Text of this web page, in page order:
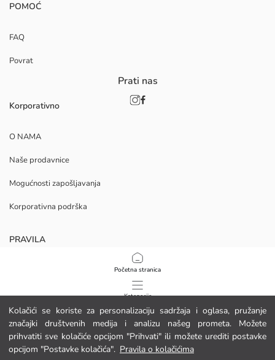
Kolačići se koriste za personalizaciju sadržaja i oglasa, pružanje
značajki društvenih medija i analizu našeg prometa. Možete
prihvatiti sve kolačiće opcijom "Prihvati" ili možete urediti postavke
opcijom "Postavke kolačića". Pravila o kolačićima
Početna stranica
Kategorije
Moja košarica
POMOĆ
FAQ
Povrat
Korporativno
O NAMA
Naše prodavnice
Mogućnosti zapošljavanja
Korporativna podrška
PRAVILA
Politika privatnosti i sigurnosti podataka
Uvjeti korištenja
Politika kolačića
Preuzmite našu aplikaciju
Prati nas